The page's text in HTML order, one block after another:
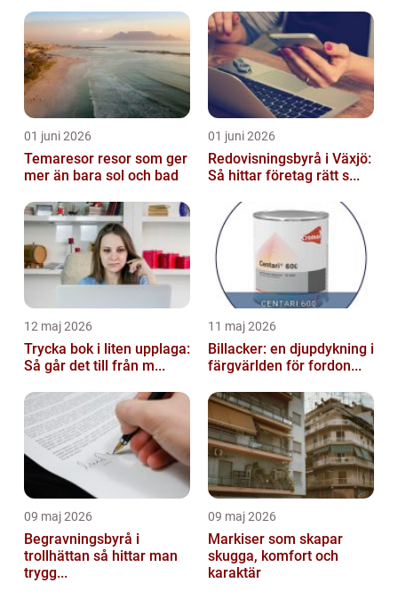
01 juni 2026
Temaresor resor som ger
mer än bara sol och bad
01 juni 2026
Redovisningsbyrå i Växjö:
Så hittar företag rätt s...
12 maj 2026
Trycka bok i liten upplaga:
Så går det till från m...
11 maj 2026
Billacker: en djupdykning i
färgvärlden för fordon...
09 maj 2026
Begravningsbyrå i
trollhättan så hittar man
trygg...
09 maj 2026
Markiser som skapar
skugga, komfort och
karaktär